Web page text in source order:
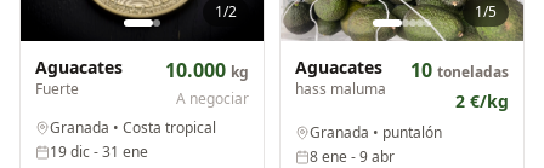
1/2
Aguacates
Fuerte
10.000 kg
A negociar
Granada • Costa tropical
19 dic-31 ene
1/5
Aguacates
hass maluma
10 toneladas
2 €/kg
Granada • puntalón
8 ene-9 abr